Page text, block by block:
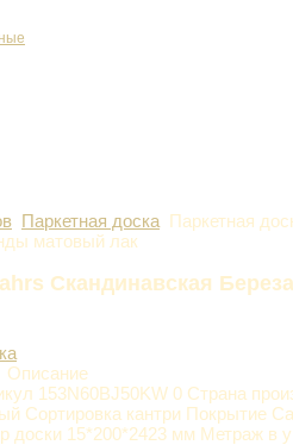
Паркетная доска Паркетная
матовый лак
Скандинавская
Описание
153N60BJ50KW 0 Страна
Сортировка кантри Покрытие
доски 15*200*2423 мм Метраж в